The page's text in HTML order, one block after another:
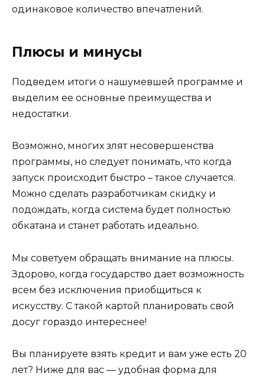
одинаковое количество впечатлений.
Плюсы и минусы
Подведем итоги о нашумевшей программе и
выделим ее основные преимущества и
недостатки.
Возможно, многих злят несовершенства
программы, но следует понимать, что когда
запуск происходит быстро – такое случается.
Можно сделать разработчикам скидку и
подождать, когда система будет полностью
обкатана и станет работать идеально.
Мы советуем обращать внимание на плюсы.
Здорово, когда государство дает возможность
всем без исключения приобщиться к
искусству. С такой картой планировать свой
досуг гораздо интереснее!
Вы планируете взять кредит и вам уже есть 20
лет? Ниже для вас — удобная форма для